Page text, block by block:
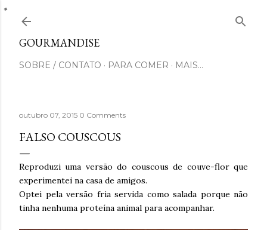
GOURMANDISE
SOBRE / CONTATO PARA COMER MAIS…
outubro 07, 2015 0 Comments
FALSO COUSCOUS
Reproduzi uma versão do couscous de couve-flor que
experimentei na casa de amigos.
Optei pela versão fria servida como salada porque não
tinha nenhuma proteína animal para acompanhar.